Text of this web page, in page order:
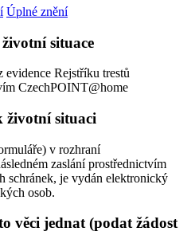
Úplné znění
situace
Rejstříku trestů
CzechPOINT@home
životní situaci
v rozhraní
zaslání prostřednictvím
schránek, je vydán elektronický
osob.
věci jednat (podat žádost